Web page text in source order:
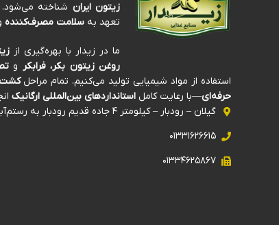
زیتون ایران شناخته می‌شود.
تعهد به سلامت مصرف‌کننده
ما در زیدار با بهره‌گیری از
روغن زیتون بکر، فرابکر و
استفاده از مواد شیمیایی تولید می‌کنیم. تمام مراحلکشت
حرفه‌ای—با رعایت کامل استانداردهای بین‌المللی ارگانیک
گیلان – رودبار – کیلومتر ۴ جاده قدیم رودبار به رستم‌آباد منطقه صنعتی ذیلک
۰۱۳۳۱۶۲۶۶۱۵
۰۱۳۳۴۶۲۵۸۶۷